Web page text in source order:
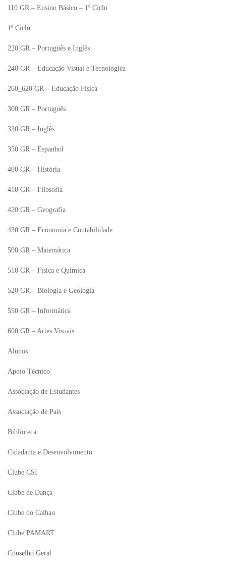
110 GR – Ensino Básico – 1º Ciclo
1º Ciclo
220 GR – Português e Inglês
240 GR – Educação Visual e Tecnológica
260_620 GR – Educação Física
300 GR – Português
330 GR – Inglês
350 GR – Espanhol
400 GR – História
410 GR – Filosofia
420 GR – Geografia
430 GR – Economia e Contabilidade
500 GR – Matemática
510 GR – Física e Química
520 GR – Biologia e Geologia
550 GR – Informática
600 GR – Artes Visuais
Alunos
Apoio Técnico
Associação de Estudantes
Associação de Pais
Biblioteca
Cidadania e Desenvolvimento
Clube CSI
Clube de Dança
Clube do Calhau
Clube PAMART
Conselho Geral